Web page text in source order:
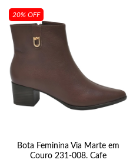
20% OFF
Bota Feminina Via Marte em
Couro 231-008. Cafe